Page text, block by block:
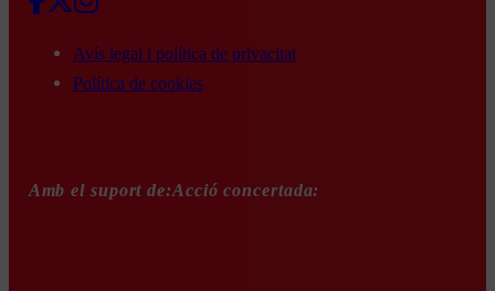
Avís legal i política de privacitat
Política de cookies
Amb el suport de:Acció concertada: